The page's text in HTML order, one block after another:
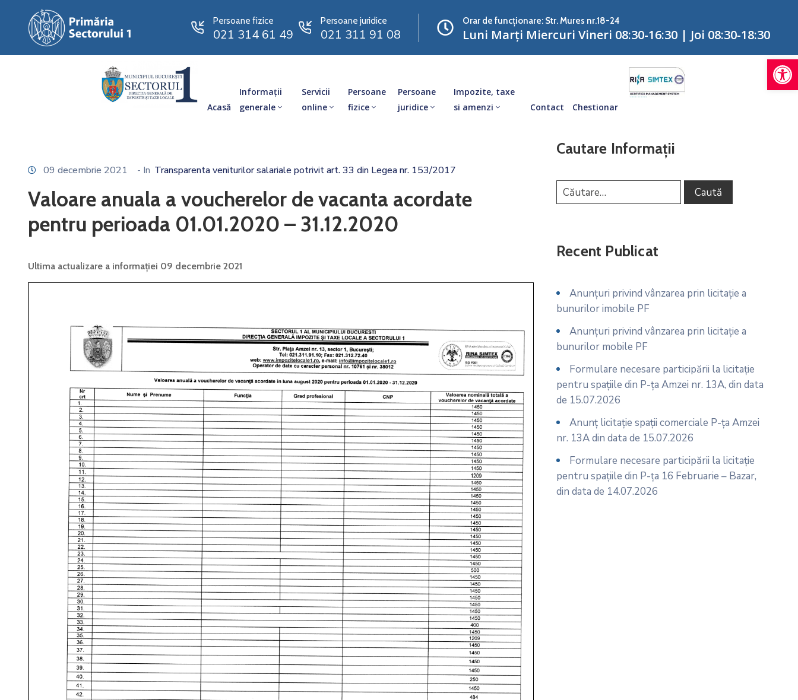
Persoane fizice
021 314 61 49
Persoane juridice
021 311 91 08
Orar de funcționare: Str. Mures nr.18-24
Luni Marți Miercuri Vineri 08:30-16:30 | Joi 08:30-18:30
Acasă
Informații
generale
Servicii
online
Persoane
fizice
Persoane
juridice
Impozite, taxe
si amenzi
Contact Chestionar
09 decembrie 2021 - In Transparenta veniturilor salariale potrivit art. 33 din Legea nr. 153/2017
Valoare anuala a voucherelor de vacanta acordate
pentru perioada 01.01.2020 – 31.12.2020
Ultima actualizare a informației 09 decembrie 2021
Cautare Informații
Recent Publicat
Anunțuri privind vânzarea prin licitație a
bunurilor imobile PF
Anunțuri privind vânzarea prin licitație a
bunurilor mobile PF
Formulare necesare participării la licitație
pentru spațiile din P-ța Amzei nr. 13A, din data
de 15.07.2026
Anunț licitație spații comerciale P-ța Amzei
nr. 13A din data de 15.07.2026
Formulare necesare participării la licitație
pentru spațiile din P-ța 16 Februarie – Bazar,
din data de 14.07.2026